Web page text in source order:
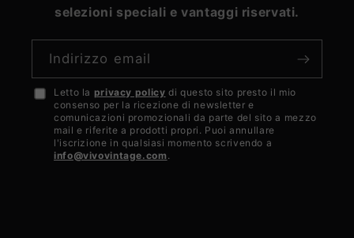
selezioni speciali e vantaggi riservati.
Indirizzo email
Accetto
privacy
policy
Letto la privacy policy di questo sito presto il mio
consenso per la ricezione di newsletter e
comunicazioni promozionali da parte del sito a mezzo
mail e riferite a prodotti propri. Puoi annullare
l'iscrizione in qualsiasi momento scrivendo a
info@vivovintage.com .